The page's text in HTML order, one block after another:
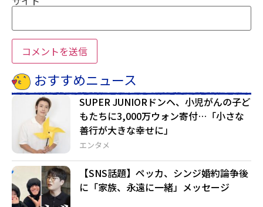
おすすめニュース
エンタメ
SUPER JUNIORドンヘ、小児がんの子ど
もたちに3,000万ウォン寄付…「小さな
善行が大きな幸せに」
【SNS話題】ペッカ、シンジ婚約論争後
に「家族、永遠に一緒」メッセージ